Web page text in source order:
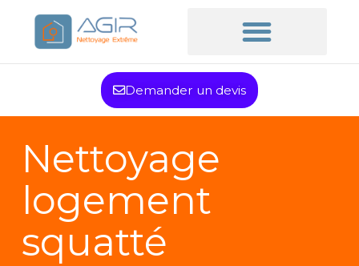
Demander un devis
Nettoyage
logement
squatté